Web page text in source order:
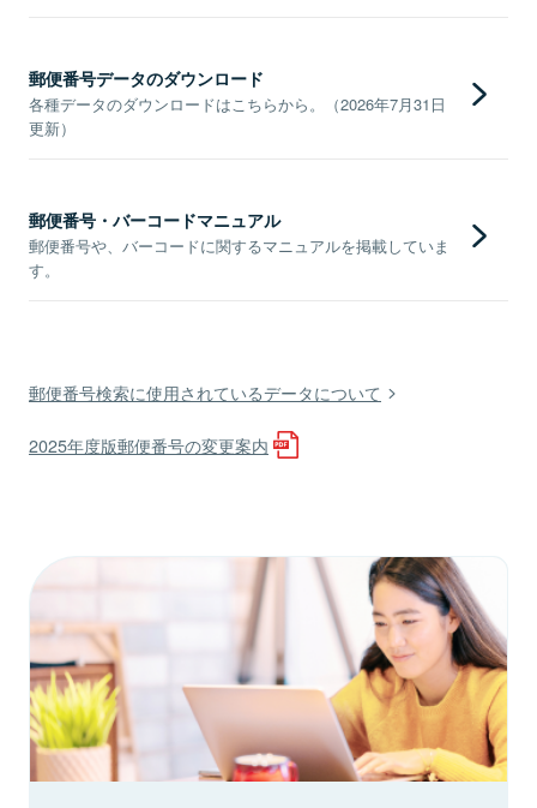
郵便番号データのダウンロード
各種データのダウンロードはこちらから。（2026年7月31日
更新）
郵便番号・バーコードマニュアル
郵便番号や、バーコードに関するマニュアルを掲載していま
す。
郵便番号検索に使用されているデータについて
2025年度版郵便番号の変更案内